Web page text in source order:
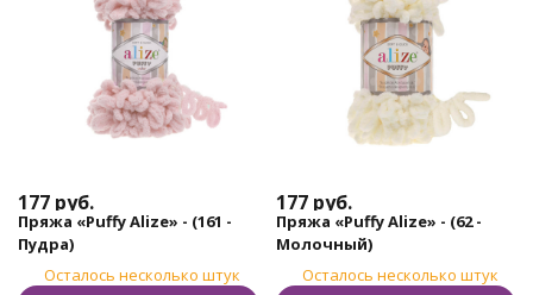
177 руб.
Пряжа «Puffy Alize» - (161 -
Пудра)
Осталось несколько штук
177 руб.
Пряжа «Puffy Alize» - (62 -
Молочный)
Осталось несколько штук